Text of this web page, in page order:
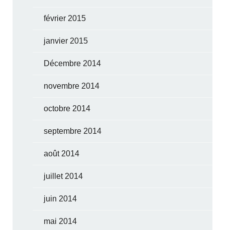
février 2015
janvier 2015
Décembre 2014
novembre 2014
octobre 2014
septembre 2014
août 2014
juillet 2014
juin 2014
mai 2014